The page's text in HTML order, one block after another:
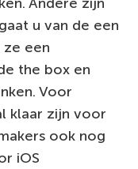
u van de een
ze een
the box en
Voor
klaar zijn voor
ook nog
iOS